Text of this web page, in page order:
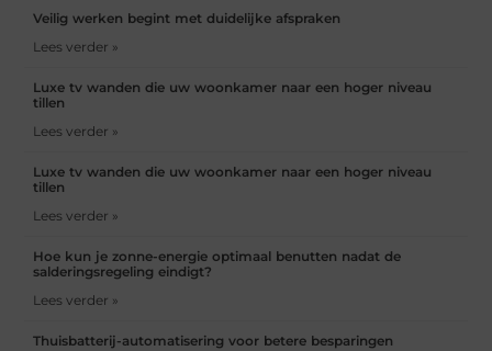
Veilig werken begint met duidelijke afspraken
Lees verder »
Luxe tv wanden die uw woonkamer naar een hoger niveau
tillen
Lees verder »
Luxe tv wanden die uw woonkamer naar een hoger niveau
tillen
Lees verder »
Hoe kun je zonne-energie optimaal benutten nadat de
salderingsregeling eindigt?
Lees verder »
Thuisbatterij-automatisering voor betere besparingen